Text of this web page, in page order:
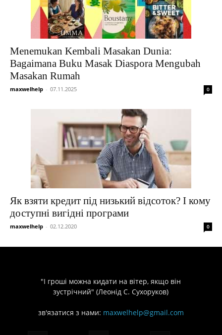
Menemukan Kembali Masakan Dunia:
Bagaimana Buku Masak Diaspora Mengubah
Masakan Rumah
maxwelhelp - 07.11.2025 0
Як взяти кредит під низький відсоток? І кому
доступні вигідні програми
maxwelhelp - 02.12.2020 0
"І гроші можна кидати на вітер, якщо він
зустрічний" (Леонід С. Сухоруков)
зв'язатися з нами: maxwelhelp@gmail.com